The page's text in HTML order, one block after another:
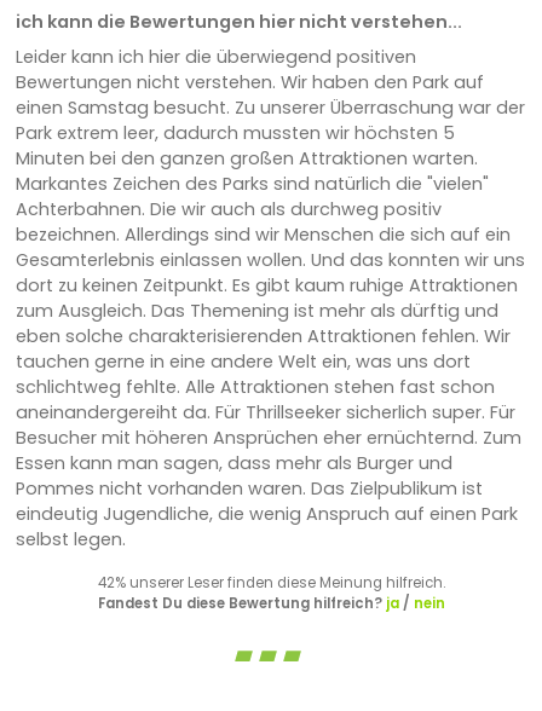
ich kann die Bewertungen hier nicht verstehen...
Leider kann ich hier die überwiegend positiven
Bewertungen nicht verstehen. Wir haben den Park auf
einen Samstag besucht. Zu unserer Überraschung war der
Park extrem leer, dadurch mussten wir höchsten 5
Minuten bei den ganzen großen Attraktionen warten.
Markantes Zeichen des Parks sind natürlich die "vielen"
Achterbahnen. Die wir auch als durchweg positiv
bezeichnen. Allerdings sind wir Menschen die sich auf ein
Gesamterlebnis einlassen wollen. Und das konnten wir uns
dort zu keinen Zeitpunkt. Es gibt kaum ruhige Attraktionen
zum Ausgleich. Das Themening ist mehr als dürftig und
eben solche charakterisierenden Attraktionen fehlen. Wir
tauchen gerne in eine andere Welt ein, was uns dort
schlichtweg fehlte. Alle Attraktionen stehen fast schon
aneinandergereiht da. Für Thrillseeker sicherlich super. Für
Besucher mit höheren Ansprüchen eher ernüchternd. Zum
Essen kann man sagen, dass mehr als Burger und
Pommes nicht vorhanden waren. Das Zielpublikum ist
eindeutig Jugendliche, die wenig Anspruch auf einen Park
selbst legen.
42% unserer Leser finden diese Meinung hilfreich.
Fandest Du diese Bewertung hilfreich? ja/ nein